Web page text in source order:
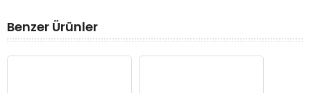
Benzer Ürünler